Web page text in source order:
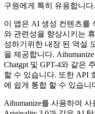
구원에게 특히 유용합니다.
이 앱은 AI 생성 컨텐츠를
와 관련성을 향상시키는
성하기위한 내장 된 역설
을 제공합니다.
Chatgpt 및 GPT-4와 같은
할 수 ​​있습니다. 또한 API
에 쉽게 통합 할 수 있습니
Aihumanize를 사용하여 사